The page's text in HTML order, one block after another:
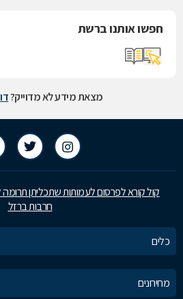
חפשו אותנו ברשת
מצאת מידע לא מדוייק?
קול קורא לפרסום לעמותות שתכליתן תרומה
חרבות ברזל
כלים
מחירונים